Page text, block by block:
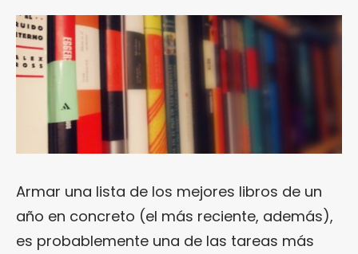
Armar una lista de los mejores libros de un
año en concreto (el más reciente, además),
es probablemente una de las tareas más